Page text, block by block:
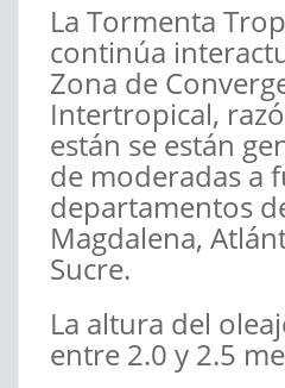
La Tormenta
continúa
Zona de
Intertropical,
están se están
de moderadas a
departamentos
Magdalena,
Sucre.
La altura del
entre 2.0 y 2.5